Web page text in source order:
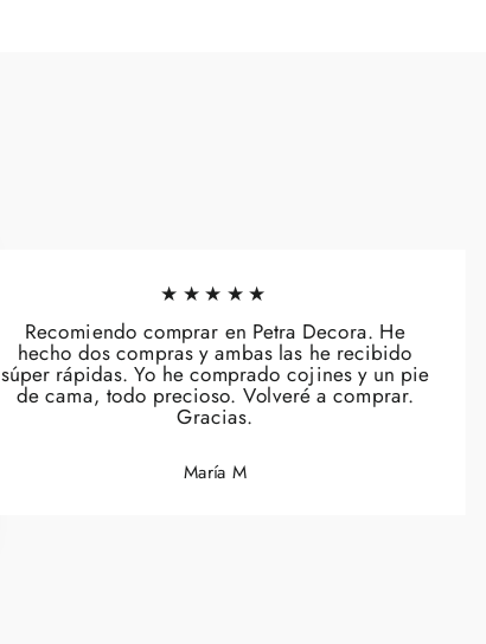
★★★★★
Recomiendo comprar en Petra Decora. He
hecho dos compras y ambas las he recibido
súper rápidas. Yo he comprado cojines y un pie
de cama, todo precioso. Volveré a comprar.
Gracias.
María M